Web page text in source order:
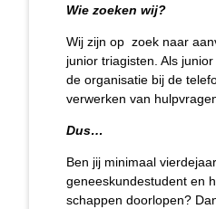
Wie zoeken wij?
Wij zijn op zoek naar
junior triagisten. Als
de organisatie bij de
verwerken van
Dus…
Ben jij minimaal
geneeskundestudent en
schappen doorlopen?